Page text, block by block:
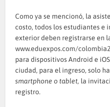
Como ya se mencionó, la
costo, todos los estudiantes e
exterior deben registrarse en
www.eduexpos.com/
para dispositivos Android e iOS
ciudad, para el ingreso, solo
smartphone o tablet, la
registro.